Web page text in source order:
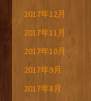
2017年12月
2017年11月
2017年10月
2017年9月
2017年8月